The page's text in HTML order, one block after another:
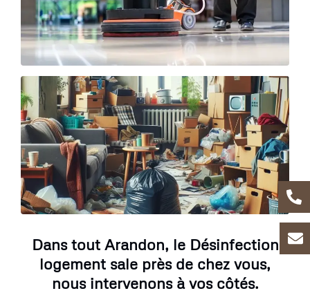
Dans tout Arandon, le Désinfection
logement sale près de chez vous,
nous intervenons à vos côtés.